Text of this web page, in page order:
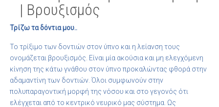
| Βρουξισμός
Τρίζω τα δόντια μου..
Το τρίξιμο των δοντιών στον ύπνο και η λείανση τους
ονομάζεται βρουξισμός. Είναι μία ακούσια και μη ελεγχόμενη
κίνηση της κάτω γνάθου στον ύπνο προκαλώντας φθορά στην
αδαμαντίνη των δοντιών. Όλοι συμφωνούν στην
πολυπαραγοντική μορφή της νόσου και στο γεγονός ότι
ελέγχεται από το κεντρικό νευρικό μας σύστημα. Ως